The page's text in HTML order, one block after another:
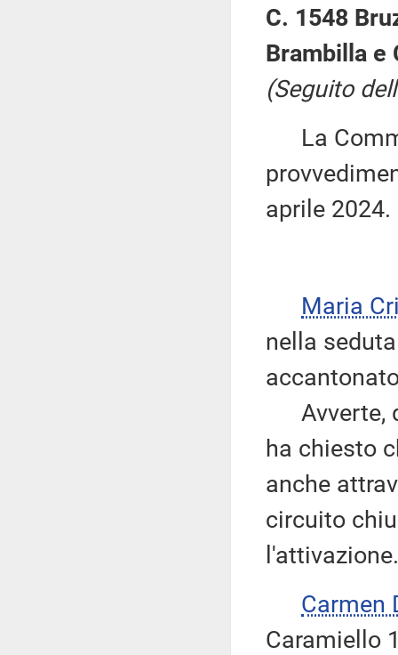
C. 1548
Brambilla e
(Seguito
La
aprile 2024.
Maria
nella
Avverte,
ha chiesto
anche
circuito
l'attivazione.
Carmen
Caramiello